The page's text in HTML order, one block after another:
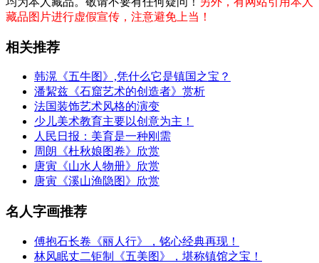
藏品图片进行虚假宣传，注意避免上当！
相关推荐
韩滉《五牛图》,凭什么它是镇国之宝？
潘絜兹《石窟艺术的创造者》赏析
法国装饰艺术风格的演变
少儿美术教育主要以创意为主！
人民日报：美育是一种刚需
周朗《杜秋娘图卷》欣赏
唐寅《山水人物册》欣赏
唐寅《溪山渔隐图》欣赏
名人字画推荐
傅抱石长卷《丽人行》，铭心经典再现！
林风眠丈二钜制《五美图》，堪称镇馆之宝！